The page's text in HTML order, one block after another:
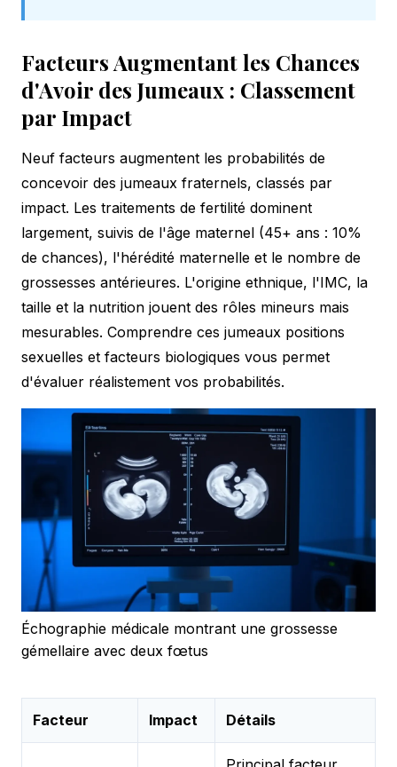
Facteurs Augmentant les Chances
d'Avoir des Jumeaux : Classement
par Impact
Neuf facteurs augmentent les probabilités de
concevoir des jumeaux fraternels, classés par
impact. Les traitements de fertilité dominent
largement, suivis de l'âge maternel (45+ ans : 10%
de chances), l'hérédité maternelle et le nombre de
grossesses antérieures. L'origine ethnique, l'IMC, la
taille et la nutrition jouent des rôles mineurs mais
mesurables. Comprendre ces jumeaux positions
sexuelles et facteurs biologiques vous permet
d'évaluer réalistement vos probabilités.
Échographie médicale montrant une grossesse
gémellaire avec deux fœtus
Facteur Impact Détails